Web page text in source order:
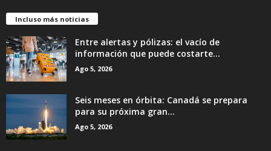
Incluso más noticias
Entre alertas y pólizas: el vacío de
información que puede costarte...
Ago 5, 2026
Seis meses en órbita: Canadá se prepara
para su próxima gran...
Ago 5, 2026